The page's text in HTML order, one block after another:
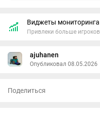
Виджеты мониторинга
Привлеки больше игроков
ajuhanen
Опубликовал 08.05.2026
Поделиться